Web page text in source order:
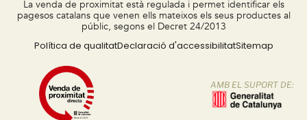
La venda de proximitat està regulada i permet identificar els
pagesos catalans que venen ells mateixos els seus productes al
públic, segons el Decret 24/2013
Política de qualitatDeclaració d'accessibilitatSitemap
AMB EL SUPORT DE: